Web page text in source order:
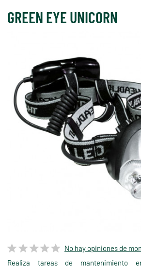
GREEN EYE UNICORN
No hay opiniones de
Realiza tareas de mantenimiento